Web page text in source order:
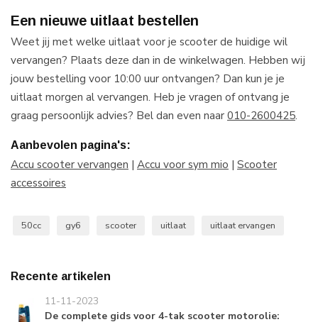
Een nieuwe uitlaat bestellen
Weet jij met welke uitlaat voor je scooter de huidige wil
vervangen? Plaats deze dan in de winkelwagen. Hebben wij
jouw bestelling voor 10:00 uur ontvangen? Dan kun je je
uitlaat morgen al vervangen. Heb je vragen of ontvang je
graag persoonlijk advies? Bel dan even naar010-2600425.
Aanbevolen pagina's:
Accu scooter vervangen | Accu voor sym mio | Scooter
accessoires
50cc gy6 scooter uitlaat uitlaat ervangen
Recente artikelen
11-11-2023
De complete gids voor 4-tak scooter motorolie: